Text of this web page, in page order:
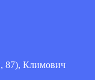
87), Климович